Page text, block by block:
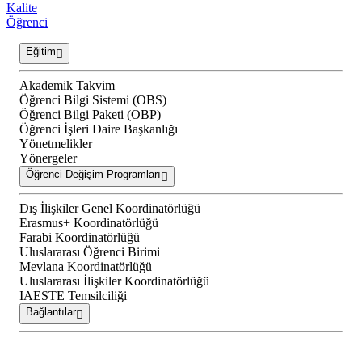
Kalite
Öğrenci
Eğitim
Akademik Takvim
Öğrenci Bilgi Sistemi (OBS)
Öğrenci Bilgi Paketi (OBP)
Öğrenci İşleri Daire Başkanlığı
Yönetmelikler
Yönergeler
Öğrenci Değişim Programları
Dış İlişkiler Genel Koordinatörlüğü
Erasmus+ Koordinatörlüğü
Farabi Koordinatörlüğü
Uluslararası Öğrenci Birimi
Mevlana Koordinatörlüğü
Uluslararası İlişkiler Koordinatörlüğü
IAESTE Temsilciliği
Bağlantılar